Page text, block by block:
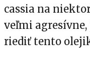
cassia na
veľmi
riediť tento